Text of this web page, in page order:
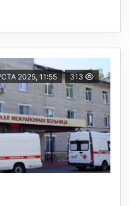
2025, 11:55 313